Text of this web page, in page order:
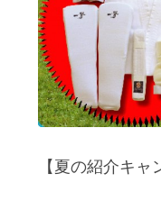
【夏の紹介キ